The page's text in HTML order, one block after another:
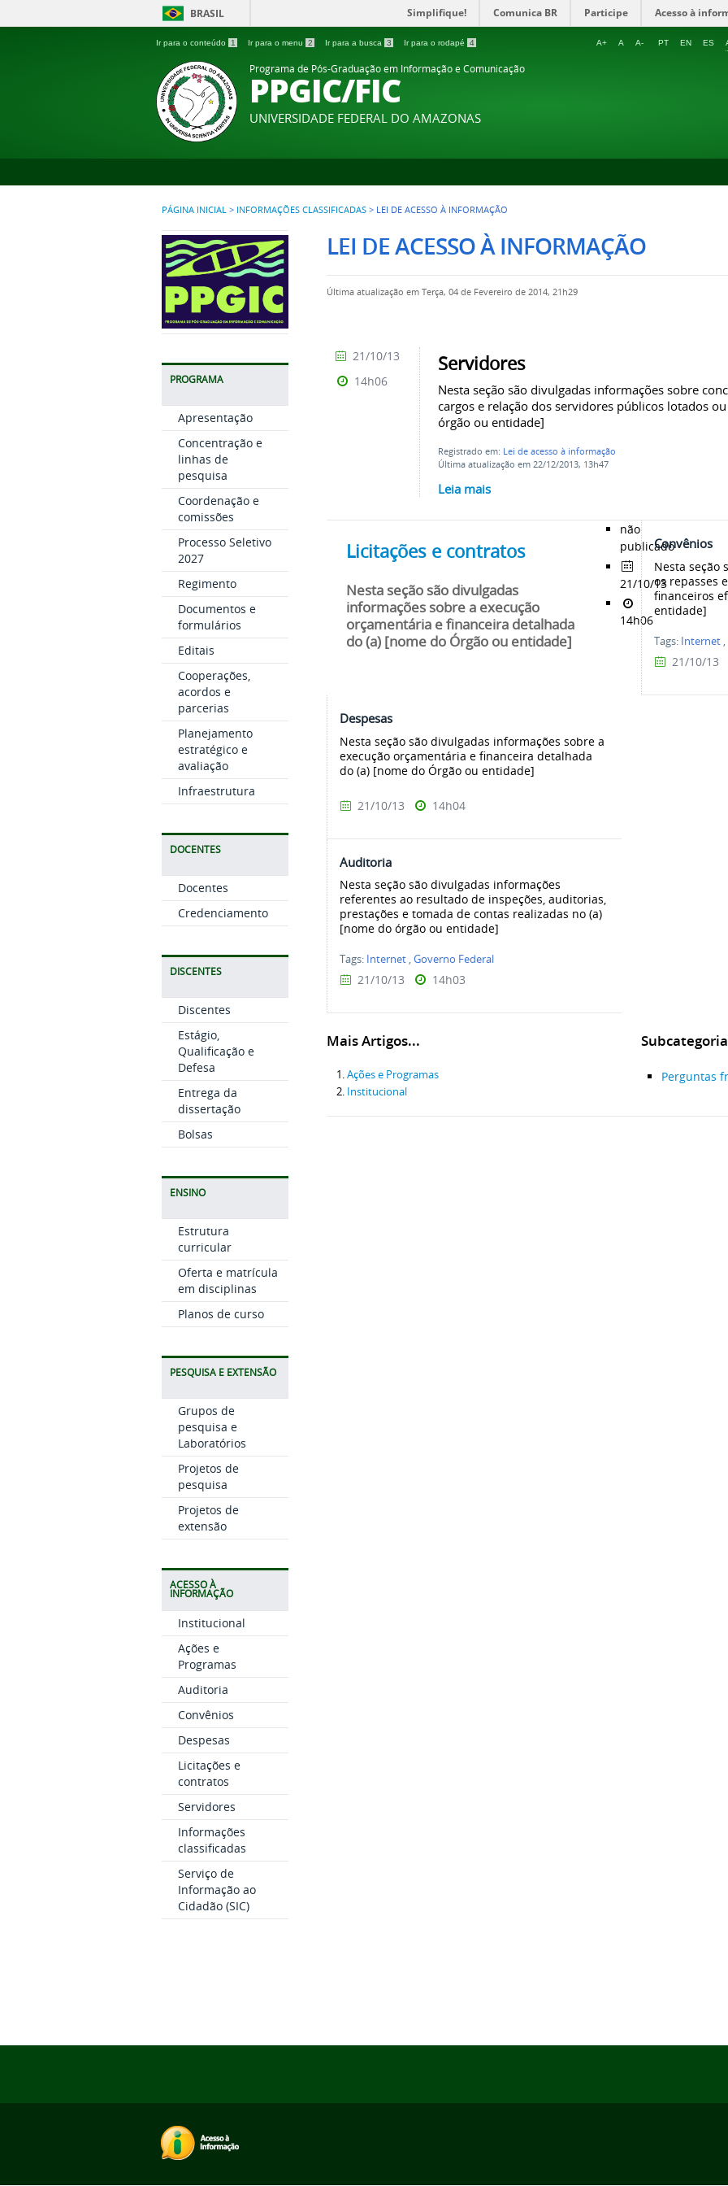
BRASIL Simplifique! Comunica BR Participe Acesso à
Ir para o conteúdo 1 Ir para o menu 2 Ir para a busca 3 Ir para o rodapé 4 A+ A A- PT EN ES
Programa de Pós-Graduação em Informação e Comunicação
PPGIC/FIC
UNIVERSIDADE FEDERAL DO AMAZONAS
PÁGINA INICIAL > INFORMAÇÕES CLASSIFICADAS > LEI DE ACESSO À INFORMAÇÃO
PROGRAMA
Apresentação
Concentração e
linhas de
pesquisa
Coordenação e
comissões
Processo Seletivo
2027
Regimento
Documentos e
formulários
Editais
Cooperações,
acordos e
parcerias
Planejamento
estratégico e
avaliação
Infraestrutura
DOCENTES
Docentes
Credenciamento
DISCENTES
Discentes
Estágio,
Qualificação e
Defesa
Entrega da
dissertação
Bolsas
ENSINO
Estrutura
curricular
Oferta e matrícula
em disciplinas
Planos de curso
PESQUISA E EXTENSÃO
Grupos de
pesquisa e
Laboratórios
Projetos de
pesquisa
Projetos de
extensão
ACESSO À
INFORMAÇÃO
Institucional
Ações e
Programas
Auditoria
Convênios
Despesas
Licitações e
contratos
Servidores
Informações
classificadas
Serviço de
Informação ao
Cidadão (SIC)
LEI DE ACESSO À INFORMAÇÃO
Última atualização em Terça, 04 de Fevereiro de 2014, 21h29
Servidores
Nesta seção são divulgadas informações sobre
cargos e relação dos servidores públicos lotados
órgão ou entidade]
Registrado em: Lei de acesso à informação
Última atualização em 22/12/2013, 13h47
Leia mais
21/10/13
14h06
Licitações e contratos
Nesta seção são divulgadas
informações sobre a execução
orçamentária e financeira detalhada
do (a) [nome do Órgão ou entidade]
não
publicado
21/10/13
14h06
Convênios
Nesta seção
os repasses
financeiros
entidade]
Tags: Internet ,
21/10/13
Despesas
Nesta seção são divulgadas informações sobre a
execução orçamentária e financeira detalhada
do (a) [nome do Órgão ou entidade]
21/10/13 14h04
Auditoria
Nesta seção são divulgadas informações
referentes ao resultado de inspeções, auditorias,
prestações e tomada de contas realizadas no (a)
[nome do órgão ou entidade]
Tags: Internet,Governo Federal
21/10/13 14h03
Mais Artigos...
Ações e Programas
Institucional
Perguntas